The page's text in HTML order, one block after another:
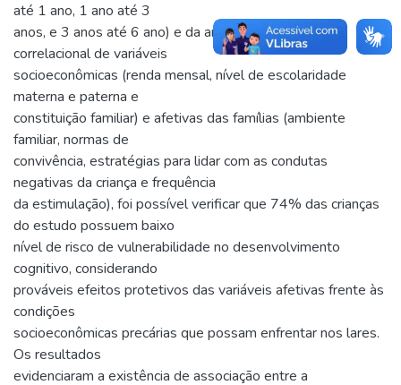
até 1 ano, 1 ano até 3
anos, e 3 anos até 6 ano) e da análise descritiva e
correlacional de variáveis
socioeconômicas (renda mensal, nível de escolaridade
materna e paterna e
constituição familiar) e afetivas das famílias (ambiente
familiar, normas de
convivência, estratégias para lidar com as condutas
negativas da criança e frequência
da estimulação), foi possível verificar que 74% das crianças
do estudo possuem baixo
nível de risco de vulnerabilidade no desenvolvimento
cognitivo, considerando
prováveis efeitos protetivos das variáveis afetivas frente às
condições
socioeconômicas precárias que possam enfrentar nos lares.
Os resultados
evidenciaram a existência de associação entre a